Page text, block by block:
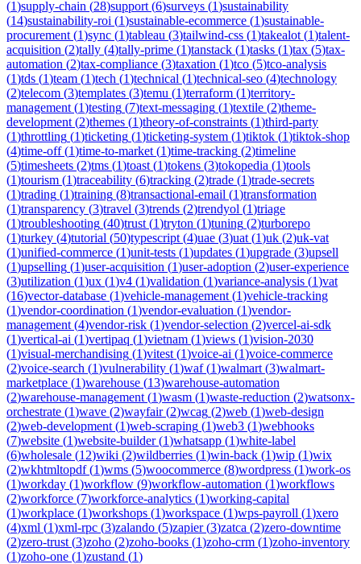
(1)supply-chain (28)support (6)surveys (1)sustainability
(14)sustainability-roi (1)sustainable-ecommerce (1)sustainable-
procurement (1)sync (1)tableau (3)tailwind-css (1)takealot (1)talent-
acquisition (2)tally (4)tally-prime (1)tanstack (1)tasks (1)tax (5)tax-
automation (2)tax-compliance (3)taxation (1)tco (5)tco-analysis
(1)tds (1)team (1)tech (1)technical (1)technical-seo (4)technology
(2)telecom (3)templates (3)temu (1)terraform (1)territory-
management (1)testing (7)text-messaging (1)textile (2)theme-
development (2)themes (1)theory-of-constraints (1)third-party
(1)throttling (1)ticketing (1)ticketing-system (1)tiktok (1)tiktok-shop
(4)time-off(1)time-to-market (1)time-tracking (2)timeline
(5)timesheets (2)tms (1)toast (1)tokens (3)tokopedia (1)tools
(1)tourism (1)traceability (6)tracking (2)trade (1)trade-secrets
(1)trading (1)training (8)transactional-email (1)transformation
(1)transparency (3)travel (3)trends (2)trendyol (1)triage
(1)troubleshooting (40)trust (1)tryton (1)tuning (2)turborepo
(1)turkey (4)tutorial (50)typescript (4)uae (3)uat (1)uk (2)uk-vat
(1)unified-commerce (1)unit-tests (1)updates (1)upgrade (3)upsell
(1)upselling (1)user-acquisition (1)user-adoption (2)user-experience
(3)utilization (1)ux (1)v4 (1)validation (1)variance-analysis (1)vat
(16)vector-database (1)vehicle-management (1)vehicle-tracking
(1)vendor-coordination (1)vendor-evaluation (1)vendor-
management (4)vendor-risk (1)vendor-selection (2)vercel-ai-sdk
(1)vertical-ai (1)vertipaq (1)vietnam (1)views (1)vision-2030
(1)visual-merchandising (1)vitest (1)voice-ai (1)voice-commerce
(2)voice-search (1)vulnerability (1)waf(1)walmart (3)walmart-
marketplace (1)warehouse (13)warehouse-automation
(2)warehouse-management (1)wasm (1)waste-reduction (2)watsonx-
orchestrate (1)wave (2)wayfair(2)wcag (2)web (1)web-design
(2)web-development (1)web-scraping (1)web3 (1)webhooks
(7)website (1)website-builder(1)whatsapp (1)white-label
(6)wholesale (12)wiki (2)wildberries (1)win-back (1)wip (1)wix
(2)wkhtmltopdf(1)wms (5)woocommerce (8)wordpress (1)work-os
(1)workday (1)workflow (9)workflow-automation (1)workflows
(2)workforce (7)workforce-analytics (1)working-capital
(1)workplace (1)workshops (1)workspace (1)wps-payroll (1)xero
(4)xml (1)xml-rpc (3)zalando (5)zapier(3)zatca (2)zero-downtime
(2)zero-trust (3)zoho (2)zoho-books (1)zoho-crm (1)zoho-inventory
(1)zoho-one (1)zustand (1)